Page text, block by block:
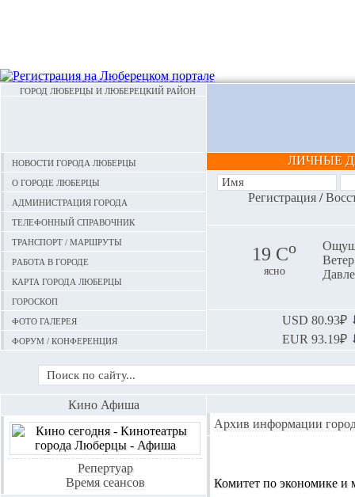
ГОРОД ЛЮБЕРЦЫ И ЛЮБЕРЕЦКИЙ РАЙОН
Новости города Люберцы
О городе Люберцы
Администрация города
Телефонный справочник
Транспорт / маршруты
Работа в городе
Карта города Люберцы
Гороскоп
Фото галерея
Форум / конференция
ЛИЧНЫЕ
Регистрация/
19 Сo
ясно
USD 80.93₽
EUR 93.19₽
Архив информации
Комитет по экономике и
Кино Афиша
Репертуар
Время сеансов